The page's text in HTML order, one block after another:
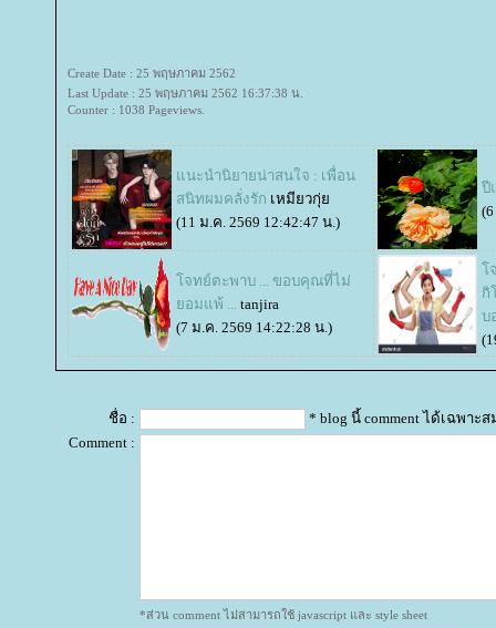
Create Date : 25 พฤษภาคม 2562
Last Update : 25 พฤษภาคม 2562 16:37:38 น.
Counter : 1038 Pageviews.
นะนำนิยายน่าสนใจ : เพื่อน
สนิทผมคลั่งรัก เหมียวกุ่
(11 ม.ค. 2569 12:42:47 น.)
ปี
จทย์ตะพาบ ... ขอบคุณที่ไม่
อมแพ้ ... tanjira
(7 ม.ค. 2569 14:22:28 น.)
จ
กิ
บ
ชื่อ :
* blog นี้ comment ได้เฉพาะ
Comment :
*ส่วน comment ไม่สามารถใช้ javascript และ style sheet